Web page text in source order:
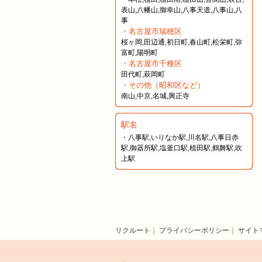
表山,八幡山,御幸山,八事天道,八事山,八
事
・名古屋市瑞穂区
桜ヶ岡,田辺通,初日町,春山町,松栄町,弥
富町,陽明町
・名古屋市千種区
田代町,萩岡町
・その他（昭和区など）
南山,中京,名城,興正寺
駅名
・八事駅,いりなか駅,川名駅,八事日赤
駅,御器所駅,塩釜口駅,植田駅,鶴舞駅,吹
上駅
リクルート ｜ プライバシーポリシー ｜ サイト